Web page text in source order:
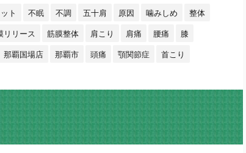
ト 不眠 不調 五十肩 原因 噛みしめ
整体
リリース 筋膜整体 肩こり 肩痛 腰痛
膝
那覇国場店 那覇市 頭痛 顎関節症
首こり